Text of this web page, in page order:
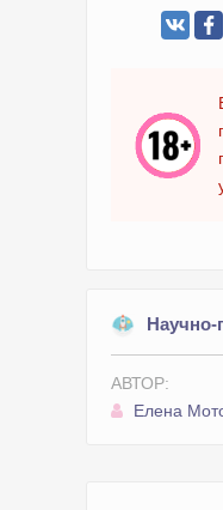
Научно-
АВТОР:
Елена